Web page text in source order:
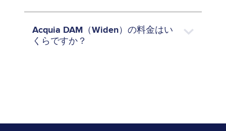
Acquia DAM（Widen）の料金はい
くらですか？